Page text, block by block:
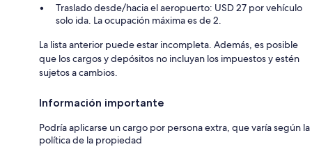
Traslado desde/hacia el aeropuerto: USD 27 por vehículo
solo ida. La ocupación máxima es de 2.
La lista anterior puede estar incompleta. Además, es posible
que los cargos y depósitos no incluyan los impuestos y estén
sujetos a cambios.
Información importante
Podría aplicarse un cargo por persona extra, que varía según la
política de la propiedad